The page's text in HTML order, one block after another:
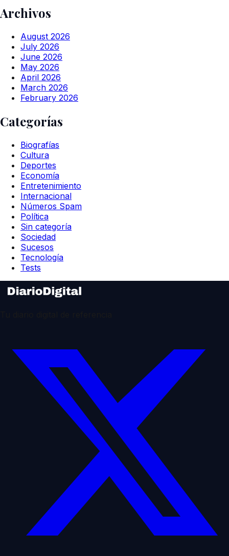
Archivos
August 2026
July 2026
June 2026
May 2026
April 2026
March 2026
February 2026
Categorías
Biografías
Cultura
Deportes
Economía
Entretenimiento
Internacional
Números Spam
Política
Sin categoría
Sociedad
Sucesos
Tecnología
Tests